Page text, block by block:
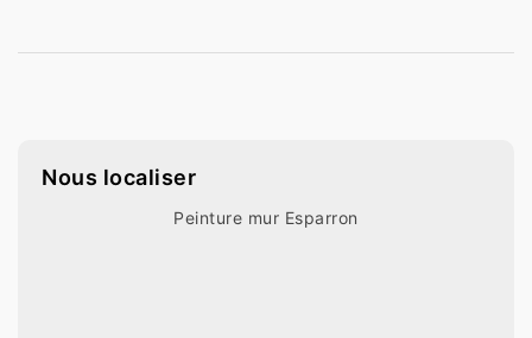
Nous localiser
Peinture mur Esparron